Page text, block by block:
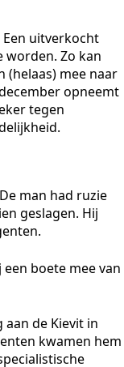
Een uitverkocht
worden. Zo kan
(helaas) mee naar
opneemt
tegen
man had ruzie
geslagen. Hij
boete mee van
de Kievit in
kwamen hem